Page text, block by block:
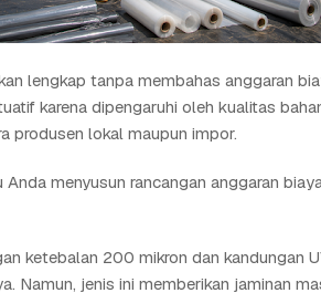
lengkap tanpa membahas anggaran
karena dipengaruhi oleh kualitas
produsen lokal maupun impor.
menyusun rancangan anggaran
ketebalan 200 mikron dan kandungan
Namun, jenis ini memberikan jaminan